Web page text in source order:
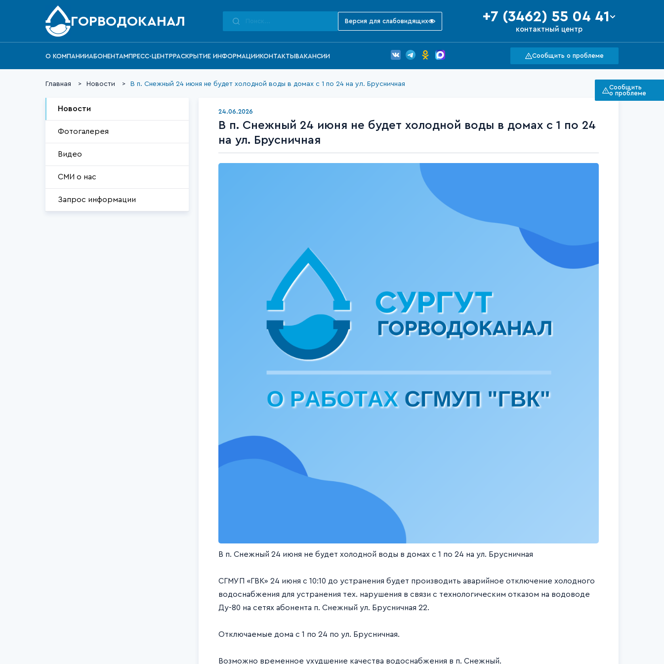
ГОРВОДОКАНАЛ Версия для слабовидящих +7 (3462) 55 04 41
контактный центр
О КОМПАНИИАБОНЕНТАМПРЕСС-ЦЕНТРРАСКРЫТИЕ ИНФОРМАЦИИКОНТАКТЫВАКАНСИИ Сообщить о проблеме
Главная Новости В п. Снежный 24 июня не будет холодной воды в домах с 1 по 24 на ул. Брусничная
Новости
Фотогалерея
Видео
СМИ о нас
Запрос информации
24.06.2026
В п. Снежный 24 июня не будет холодной воды в домах с 1 по 24
на ул. Брусничная
В п. Снежный 24 июня не будет холодной воды в домах с 1 по 24 на ул. Брусничная
СГМУП «ГВК» 24 июня с 10:10 до устранения будет производить аварийное отключение холодного
водоснабжения для устранения тех. нарушения в связи с технологическим отказом на водоводе
Ду-80 на сетях абонента п. Снежный ул. Брусничная 22.
Отключаемые дома с 1 по 24 по ул. Брусничная.
Возможно временное ухудшение качества водоснабжения в п. Снежный.
Сообщить
о проблеме